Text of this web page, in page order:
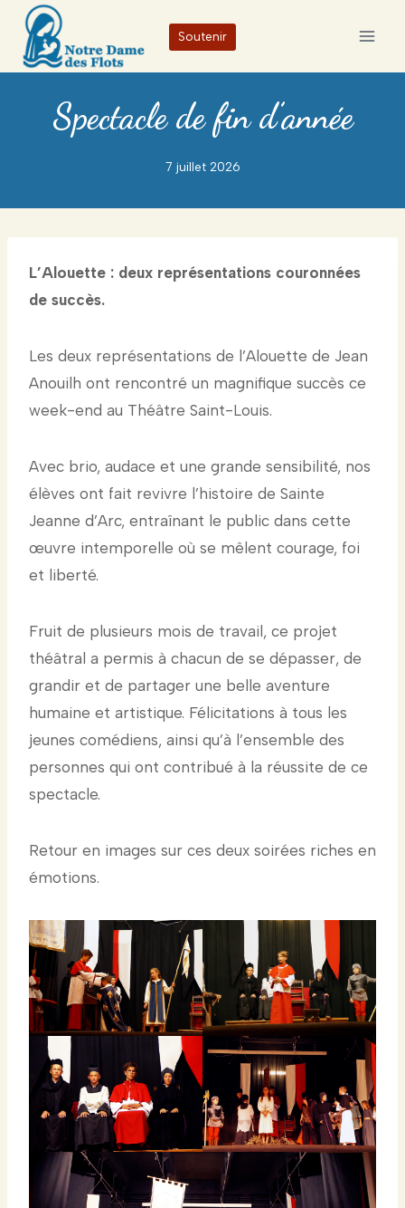
Aller
contenu
Soutenir
Spectacle de fin d’année
7 juillet 2026
L’Alouette : deux représentations couronnées
de succès.
Les deux représentations de l’Alouette de Jean
Anouilh ont rencontré un magnifique succès ce
week-end au Théâtre Saint-Louis.
Avec brio, audace et une grande sensibilité, nos
élèves ont fait revivre l’histoire de Sainte
Jeanne d’Arc, entraînant le public dans cette
œuvre intemporelle où se mêlent courage, foi
et liberté.
Fruit de plusieurs mois de travail, ce projet
théâtral a permis à chacun de se dépasser, de
grandir et de partager une belle aventure
humaine et artistique. Félicitations à tous les
jeunes comédiens, ainsi qu’à l’ensemble des
personnes qui ont contribué à la réussite de ce
spectacle.
Retour en images sur ces deux soirées riches en
émotions.